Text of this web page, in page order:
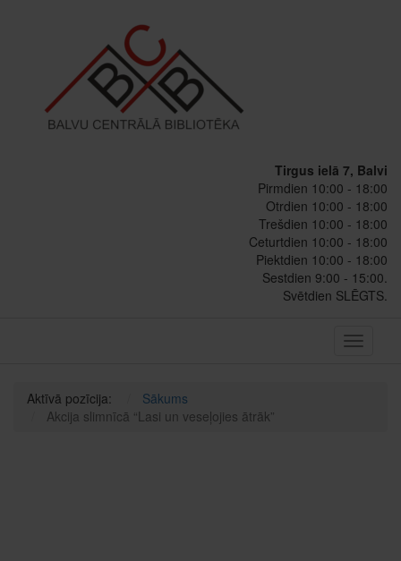
Tirgus ielā 7, Balvi
Pirmdien 10:00 - 18:00
Otrdien 10:00 - 18:00
Trešdien 10:00 - 18:00
Ceturtdien 10:00 - 18:00
Piektdien 10:00 - 18:00
Sestdien 9:00 - 15:00.
Svētdien SLĒGTS.
Toggle
Aktīvā pozīcija:
Sākums
Akcija slimnīcā “Lasi un veseļojies ātrāk”